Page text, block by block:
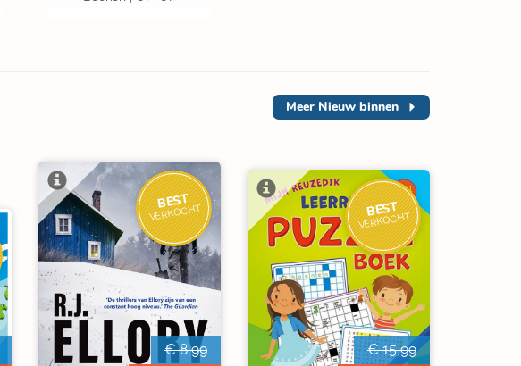
Meer Nieuw binnen
BEST
VERKOCHT
€ 8,99
BEST
VERKOCHT
€ 15,99